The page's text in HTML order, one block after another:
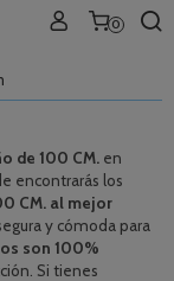
0
de 100 CM. en
encontrarás los
CM. al mejor
y cómoda para
son 100%
Si tienes